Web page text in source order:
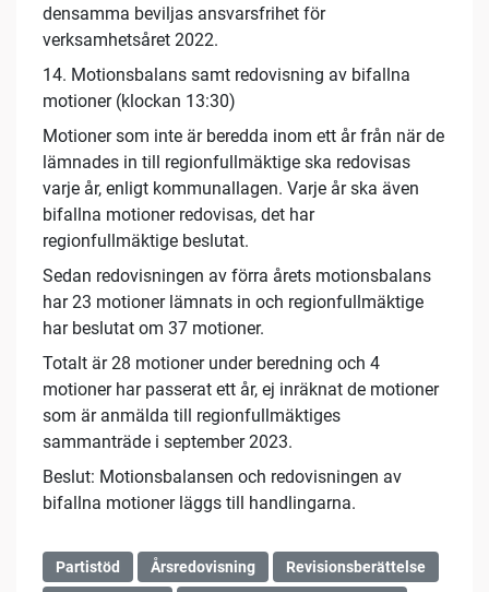
densamma beviljas ansvarsfrihet för
verksamhetsåret 2022.
14. Motionsbalans samt redovisning av bifallna
motioner (klockan 13:30)
Motioner som inte är beredda inom ett år från när de
lämnades in till regionfullmäktige ska redovisas
varje år, enligt kommunallagen. Varje år ska även
bifallna motioner redovisas, det har
regionfullmäktige beslutat.
Sedan redovisningen av förra årets motionsbalans
har 23 motioner lämnats in och regionfullmäktige
har beslutat om 37 motioner.
Totalt är 28 motioner under beredning och 4
motioner har passerat ett år, ej inräknat de motioner
som är anmälda till regionfullmäktiges
sammanträde i september 2023.
Beslut: Motionsbalansen och redovisningen av
bifallna motioner läggs till handlingarna.
Partistöd Årsredovisning
Revisionsberättelse